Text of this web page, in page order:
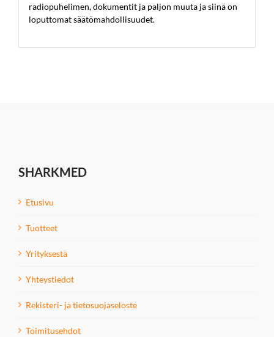
radiopuhelimen, dokumentit ja paljon muuta ja siinä on
loputtomat säätömahdollisuudet.
SHARKMED
Etusivu
Tuotteet
Yrityksestä
Yhteystiedot
Rekisteri- ja tietosuojaseloste
Toimitusehdot